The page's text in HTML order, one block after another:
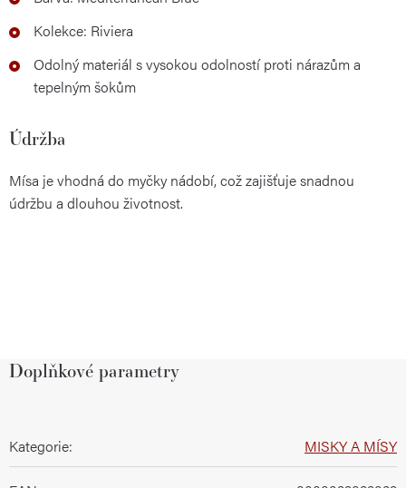
Kolekce: Riviera
Odolný materiál s vysokou odolností proti nárazům a
tepelným šokům
Údržba
Mísa je vhodná do myčky nádobí, což zajišťuje snadnou
údržbu a dlouhou životnost.
Doplňkové parametry
Kategorie: MISKY A MÍSY